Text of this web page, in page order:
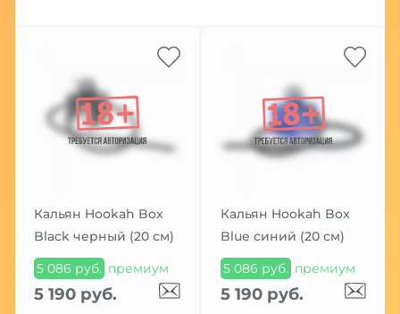
Кальян Hookah Box
Black черный (20 см)
5 086 руб. премиум
5 190 руб.
Кальян Hookah Box
Blue синий (20 см)
5 086 руб. премиум
5 190 руб.